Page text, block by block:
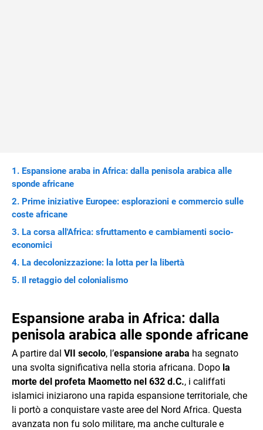
Espansione araba in Africa: dalla penisola arabica alle
sponde africane
Prime iniziative Europee: esplorazioni e commercio sulle
coste africane
La corsa all'Africa: sfruttamento e cambiamenti socio-
economici
La decolonizzazione: la lotta per la libertà
Il retaggio del colonialismo
Espansione araba in Africa: dalla
penisola arabica alle sponde africane
A partire dal VII secolo, l’espansione araba ha segnato
una svolta significativa nella storia africana. Dopo la
morte del profeta Maometto nel 632 d.C., i califfati
islamici iniziarono una rapida espansione territoriale, che
li portò a conquistare vaste aree del Nord Africa. Questa
avanzata non fu solo militare, ma anche culturale e